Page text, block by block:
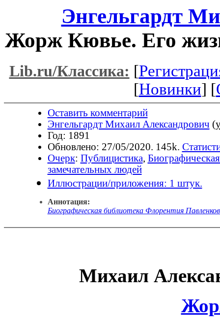
Энгельгардт
Жорж Кювье. Его
Lib.ru/Классика: [
[Новинки] [
Оставить комментарий
Энгельгардт Михаил Александрович (
Год: 1891
Обновлено: 27/05/2020. 145k.
Очерк: Публицистика,
замечательных людей
Иллюстрации/приложения: 1 штук.
Аннотация:
Биографическая библиотека Флорентия
Михаил